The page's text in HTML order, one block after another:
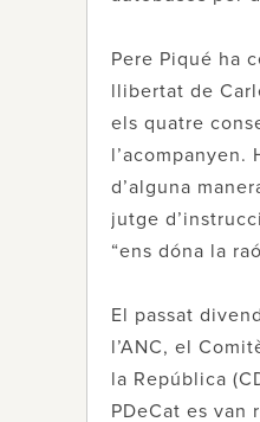
Pere Piqué ha
llibertat de
els quatre
d’alguna
jutge
“ens dóna la
El passat
l’ANC, el
la República
PDeCat es van